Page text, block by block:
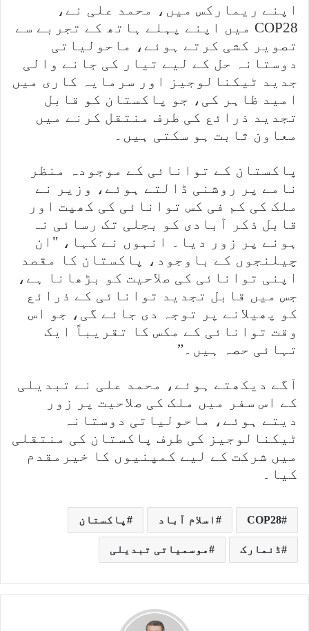
اپنے ریمارکس میں، محمد علی نے،
COP28 میں اپنے پہلے ہاتھ کے تجربے سے
تصویر کشی کرتے ہوئے، ماحولیاتی
دوستانہ حل کے لیے تیار کی جانے والی
جدید ٹیکنالوجیز اور سرمایہ کاری میں
امید ظاہر کی، جو پاکستان کو قابل
تجدید ذرائع کی طرف منتقل کرنے میں
معاون ثابت ہو سکتی ہیں۔
پاکستان کے توانائی کے موجودہ منظر
نامے پر روشنی ڈالتے ہوئے، وزیر نے
ملک کی کم فی کس توانائی کی کھپت اور
قابل ذکر آبادی کو بجلی تک رسائی نہ
ہونے پر زور دیا۔ انہوں نے کہا، "ان
چیلنجوں کے باوجود، پاکستان کا مقصد
اپنی توانائی کی صلاحیت کو بڑھانا ہے،
جس میں قابل تجدید توانائی کے ذرائع
کو پھیلانے پر توجہ دی جائے گی، جو اس
وقت توانائی کے مکس کا تقریباً ایک
تہائی حصہ ہیں۔”
آگے دیکھتے ہوئے، محمد علی نے تبدیلی
کے اس سفر میں ملک کی صلاحیت پر زور
دیتے ہوئے، ماحولیاتی دوستانہ
ٹیکنالوجیز کی طرف پاکستان کی منتقلی
میں شرکت کے لیے کمپنیوں کا خیرمقدم
کیا۔
COP28 اسلام آباد پاکستان
ڈنمارک موسمیاتی تبدیلی